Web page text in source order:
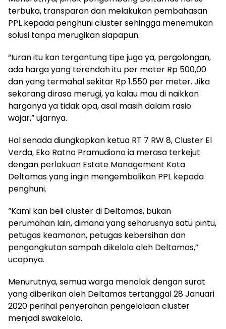
terbuka, transparan dan melakukan pembahasan
PPL kepada penghuni cluster sehingga menemukan
solusi tanpa merugikan siapapun.
“Iuran itu kan tergantung tipe juga ya, pergolongan,
ada harga yang terendah itu per meter Rp 500,00
dan yang termahal sekitar Rp 1.550 per meter. Jika
sekarang dirasa merugi, ya kalau mau di naikkan
harganya ya tidak apa, asal masih dalam rasio
wajar,” ujarnya.
Hal senada diungkapkan ketua RT 7 RW 8, Cluster El
Verda, Eko Ratno Pramudiono ia merasa terkejut
dengan perlakuan Estate Management Kota
Deltamas yang ingin mengembalikan PPL kepada
penghuni.
“Kami kan beli cluster di Deltamas, bukan
perumahan lain, dimana yang seharusnya satu pintu,
petugas keamanan, petugas kebersihan dan
pengangkutan sampah dikelola oleh Deltamas,”
ucapnya.
Menurutnya, semua warga menolak dengan surat
yang diberikan oleh Deltamas tertanggal 28 Januari
2020 perihal penyerahan pengelolaan cluster
menjadi swakelola.